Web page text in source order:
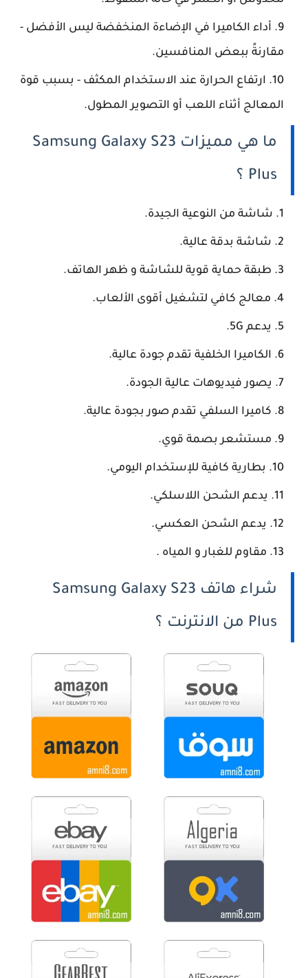
أداء الكاميرا في الإضاءة المنخفضة ليس الأفضل -
مقارنةً ببعض المنافسين.
ارتفاع الحرارة عند الاستخدام المكثف - بسبب قوة
المعالج أثناء اللعب أو التصوير المطول.
ما هي مميزات Samsung Galaxy S23
Plus ؟
شاشة من النوعية الجيدة.
شاشة بدقة عالية.
طبقة حماية قوية للشاشة و ظهر الهاتف.
معالج كافي لتشغيل أقوى الألعاب.
يدعم 5G.
الكاميرا الخلفية تقدم جودة عالية.
يصور فيديوهات عالية الجودة.
كاميرا السلفي تقدم صور بجودة عالية.
مستشعر بصمة قوي.
بطارية كافية للإستخدام اليومي.
يدعم الشحن اللاسلكي.
يدعم الشحن العكسي.
مقاوم للغبار و المياه .
شراء هاتف Samsung Galaxy S23
Plus من الانترنت ؟